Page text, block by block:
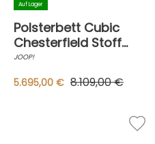
Auf Lager
Polsterbett Cubic
Chesterfield Stoff
Grau Gestell Chrom
JOOP!
5.695,00 € 8.109,00 €